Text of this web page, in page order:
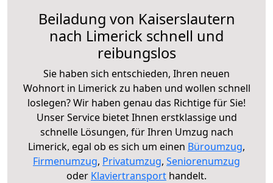
Beiladung von Kaiserslautern
nach Limerick schnell und
reibungslos
Sie haben sich entschieden, Ihren neuen
Wohnort in Limerick zu haben und wollen schnell
loslegen? Wir haben genau das Richtige für Sie!
Unser Service bietet Ihnen erstklassige und
schnelle Lösungen, für Ihren Umzug nach
Limerick, egal ob es sich um einen Büroumzug,
Firmenumzug, Privatumzug, Seniorenumzug
oder Klaviertransport handelt.